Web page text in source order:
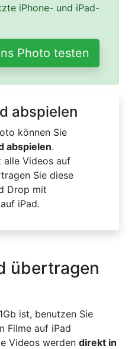
iPhone- und iPad-
Photo testen
abspielen
können Sie
abspielen.
alle Videos auf
Sie diese
Drop mit
iPad.
übertragen
ist, benutzen Sie
Filme auf iPad
Videos werden direkt in